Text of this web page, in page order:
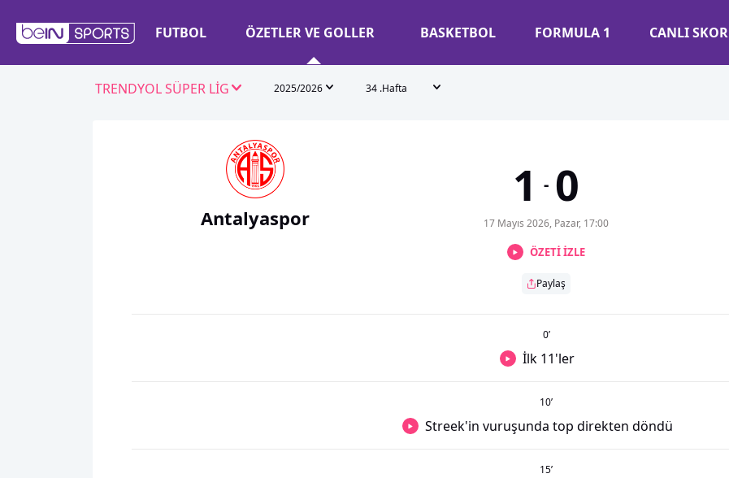
FUTBOL ÖZETLER VE GOLLER BASKETBOL FORMULA 1 CANLI SKOR
TRENDYOL SÜPER LİG 2025/2026 34 .Hafta
Antalyaspor
1 - 0
17 Mayıs 2026, Pazar, 17:00
ÖZETİ İZLE
Paylaş
0’
İlk 11'ler
10’
Streek'in vuruşunda top direkten döndü
15’